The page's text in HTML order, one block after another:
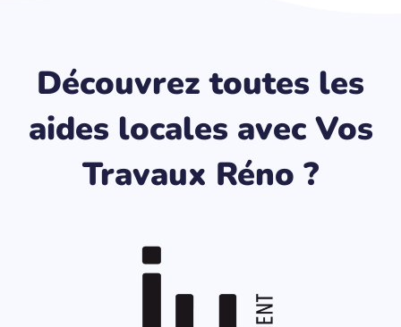
Découvrez toutes les
aides locales avec Vos
Travaux Réno ?